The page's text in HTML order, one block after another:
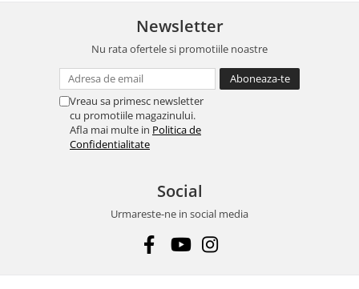
Newsletter
Nu rata ofertele si promotiile noastre
Vreau sa primesc newsletter
cu promotiile magazinului.
Afla mai multe in Politica de
Confidentialitate
Social
Urmareste-ne in social media